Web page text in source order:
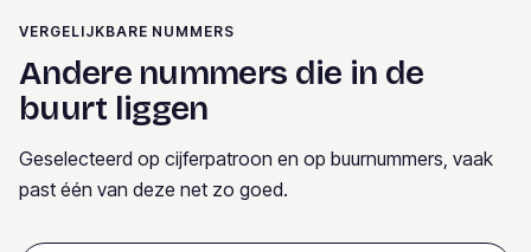
VERGELIJKBARE NUMMERS
Andere nummers die in de
buurt liggen
Geselecteerd op cijferpatroon en op buurnummers, vaak
past één van deze net zo goed.